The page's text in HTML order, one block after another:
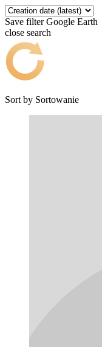
Save filter Google Earth
close search
Sort by Sortowanie